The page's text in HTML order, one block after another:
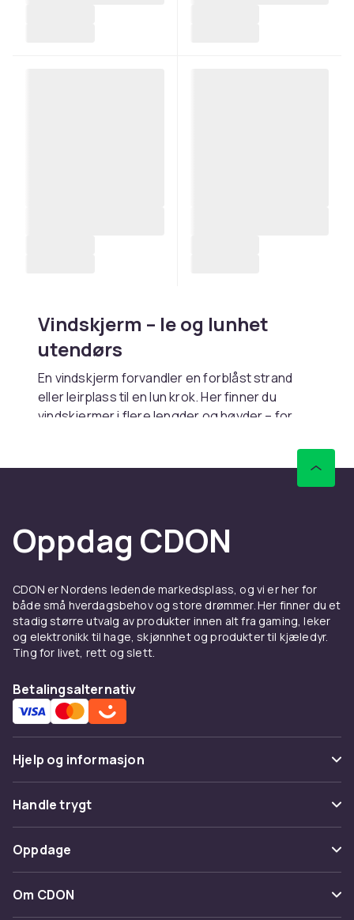
Vindskjerm – le og lunhet
utendørs
En vindskjerm forvandler en forblåst strand
eller leirplass til en lun krok. Her finner du
vindskjermer i flere lengder og høyder – for
som også gir privatliv når naboene er nærme.
familien, mens kortere skjermer er lettere å
bære til stranden. Sjekk at stengene kan
plugger – og velg gjerne en modell med vindu
så du ser barna på begge sider. På
campingplassen fungerer skjermen også som
romdeler mellom vognene.
Kjøp vindskjerm på nett hos
CDON
Se også våreteltogleirmøbler. Hos CDON
handler du trygt med rask levering.
Oppdag CDON
CDON er Nordens ledende markedsplass, og vi er her for
både små hverdagsbehov og store drømmer. Her finner du et
stadig større utvalg av produkter innen alt fra gaming, leker
og elektronikk til hage, skjønnhet og produkter til kjæledyr.
Ting for livet, rett og slett.
Betalingsalternativ
Hjelp og informasjon
Vanlige spørsmål
Spor pakke
Angre & returner her
Kontakt oss
Handle trygt
Betaling
Levering
Oppdage
Kategorier
Om CDON